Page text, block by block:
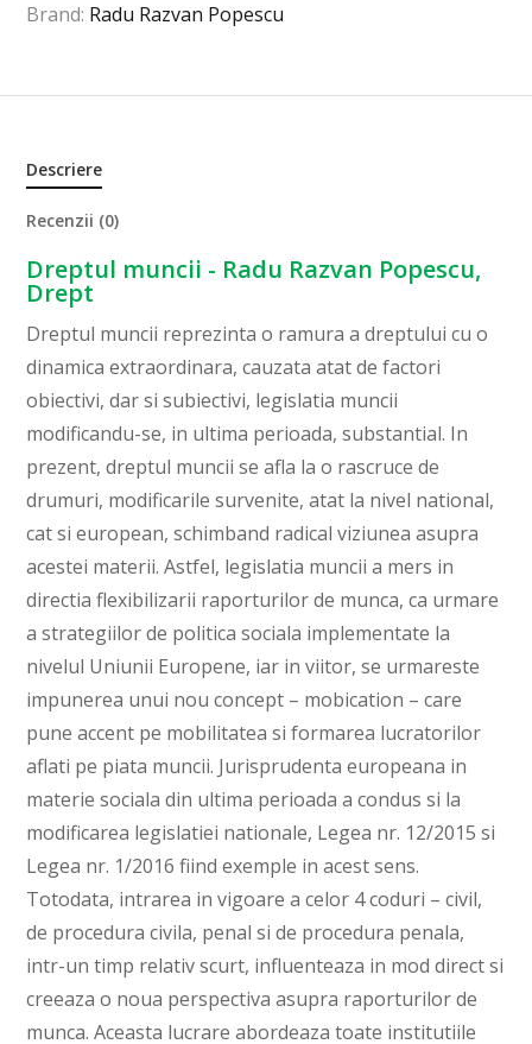
Brand: Radu Razvan Popescu
Descriere
Recenzii (0)
Dreptul muncii - Radu Razvan Popescu,
Drept
Dreptul muncii reprezinta o ramura a dreptului cu o
dinamica extraordinara, cauzata atat de factori
obiectivi, dar si subiectivi, legislatia muncii
modificandu-se, in ultima perioada, substantial. In
prezent, dreptul muncii se afla la o rascruce de
drumuri, modificarile survenite, atat la nivel national,
cat si european, schimband radical viziunea asupra
acestei materii. Astfel, legislatia muncii a mers in
directia flexibilizarii raporturilor de munca, ca urmare
a strategiilor de politica sociala implementate la
nivelul Uniunii Europene, iar in viitor, se urmareste
impunerea unui nou concept – mobication – care
pune accent pe mobilitatea si formarea lucratorilor
aflati pe piata muncii. Jurisprudenta europeana in
materie sociala din ultima perioada a condus si la
modificarea legislatiei nationale, Legea nr. 12/2015 si
Legea nr. 1/2016 fiind exemple in acest sens.
Totodata, intrarea in vigoare a celor 4 coduri – civil,
de procedura civila, penal si de procedura penala,
intr-un timp relativ scurt, influenteaza in mod direct si
creeaza o noua perspectiva asupra raporturilor de
munca. Aceasta lucrare abordeaza toate institutiile